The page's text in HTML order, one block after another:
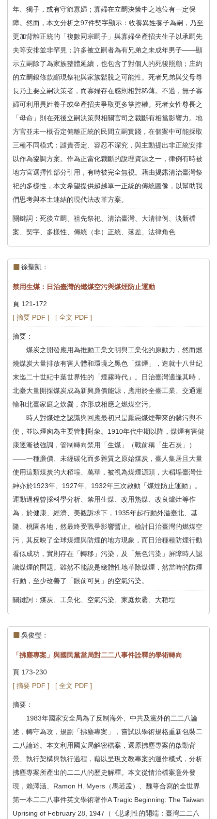
年、獨子，或有守節寡婦；寡婦在立嗣決策中之地位有一定保
障。然而，本文分析之97件契字顯示：收養異姓養子為嗣，乃至
更加背離正統的「複數同宗嗣子」與寡婦坐產招夫生子以承嗣先
夫等安排並非罕見；許多被立嗣者為有兄弟之未成年男子——顯
示立嗣除了為家族整體延續，也包含了對個人的死後照顧；庄約
的立嗣銀條款顯現祭祀與家族鬆脫之可能性。死者兄弟與父母尊
長乃主要立嗣決策者，而寡婦存在感則相對稀薄。不過，無子寡
婦可利用異姓養子或坐產招夫爭取更多掌控權。死者女性尊長之
「母命」則在死後立嗣決策與相關官司之裁斷有相當影響力。地
方官並未一概否定偏離正統的民間立嗣實踐，在個案中可能採取
三種不同模式：譴責否定、容忍不深究，與主動提出非正統安排
以作為協調方案。作為正當化裁斷的說理資源之一，律例有時被
地方官選擇性部分引用，有時被完全無視。藉由揭露清治臺灣祭
祀的多樣性，本文希望提供超越單一正統的傳統圖像，以幫助我
們思考與本土連結的現代法改革方案。
關鍵詞：死後立嗣、祖先祭祀、清治臺灣、大清律例、淡新檔
案、契字、多樣性、傳統（非）正統、落差、法律角色
徐聖凱：
禁用生煤：日治臺灣的燃煤空污與煤煙防止運動
頁 121-172
[ 摘要 PDF ]
[ 全文 PDF ]
摘要：
煤炭之開發應用為推動工業文明與工業化的原動力，然而燃
燒煤炭大量排放有害人體和環境之黑色「煤煙」，造就十八世紀
末迄二十世紀中葉世界性的「煙霧時代」。日治臺灣適逢其時，
北臺大量開採煤炭成為新興廉價能源，應用於全臺工業、交通運
輸和北臺家庭之炊爨，亦形成相應之燃煤空污。
時人對煤煙之認識與回應最初只是厭惡煤煙帶來的髒污與不
便，並以煙囪為主要管制對象。1910年代中期以降，煤煙有害健
康逐漸被強調，管制轉向禁用「生煤」（戰前稱「生石炭」）
——一種廉價、未經碳化而多雜質之原始煤炭，臺人集居且大量
使用這類煤炭的大稻埕、萬華，被視為煤煙源頭，大稻埕臺灣仕
紳亦於1923年、1927年、1932年三次啟動「煤煙防止運動」。
運動過程曾採科學分析、禁用生煤、改用熟煤、改良爐灶等作
為，於健康、經濟、美觀訴求下，1935年起行動外溢臺北、基
隆、桃園各地，然最終受戰爭影響暫止。檢討日治臺灣的燃煤空
污，其反映了全球煤煙與防煙的地方現象，而日治種種防煙行動
看似成功，實則存在「轉移」污染，及「無色污染」屏障時人認
識煤煙的問題。雖然不能說是總體性地革除煤煙，然當時的防煙
行動，至少改善了「眼前可見」的空氣污染。
關鍵詞：煤炭、工業化、空氣污染、家庭炊爨、大稻埕
吳俊瑩：
「拂塵專案」與國民黨當局對二二八事件詮釋的學術轉向
頁 173-230
[ 摘要 PDF ]
[ 全文 PDF ]
摘要：
1983年國家安全局為了反制海外、中共及黨外的二二八論
述，轉守為攻，規劃「拂塵專案」，嘗試以學術規格重新包裝二
二八論述。本文利用國安局解密檔案，還原拂塵專案的啟動背
景、執行架構與執行過程，藉以呈現文教專案的運作模式，分析
拂塵專案所產出的二二八的歷史解釋。本文從情治檔案意外發
現，賴澤涵、Ramon H. Myers（馬若孟）、魏萼合寫的全世界
第一本二二八事件英文學術著作A Tragic Beginning: The Taiwan
Uprising of February 28, 1947（《悲劇性的開端：臺灣二二八